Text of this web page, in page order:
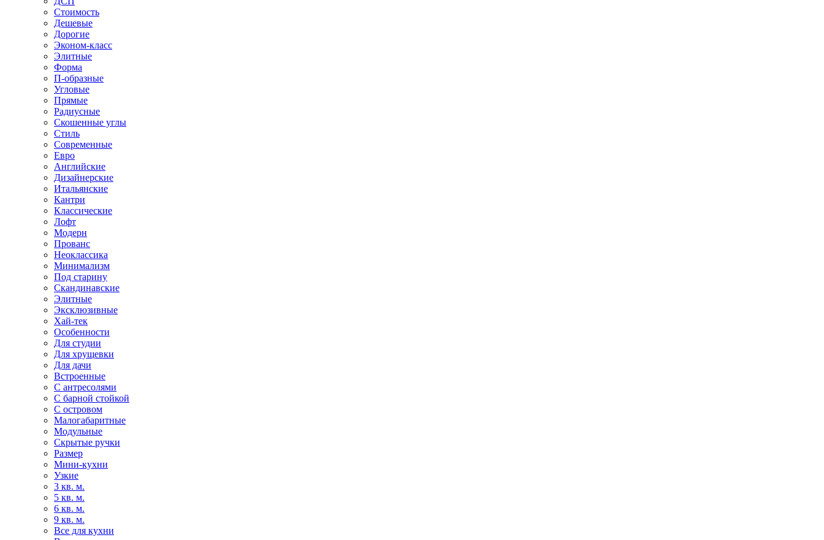
Стоимость
Дешевые
Дорогие
Эконом-класс
Элитные
Форма
П-образные
Угловые
Прямые
Радиусные
Скошенные углы
Стиль
Современные
Евро
Английские
Дизайнерские
Итальянские
Кантри
Классические
Лофт
Модерн
Прованс
Неоклассика
Минимализм
Под старину
Скандинавские
Элитные
Эксклюзивные
Хай-тек
Особенности
Для студии
Для хрущевки
Для дачи
Встроенные
С антресолями
С барной стойкой
С островом
Малогабаритные
Модульные
Скрытые ручки
Размер
Мини-кухни
Узкие
3 кв. м.
5 кв. м.
6 кв. м.
9 кв. м.
Все для кухни